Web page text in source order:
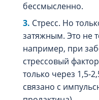
бессмысленно.
Стресс. Но
затяжным. Это не
например, при
стрессовый
только через 1,5-
связано с